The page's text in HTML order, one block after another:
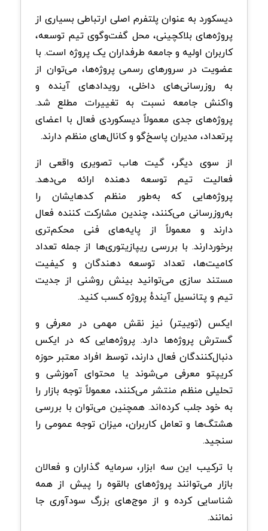
دیسکورد به عنوان پلتفرم اصلی ارتباطی بسیاری از
پروژه‌های بلاکچینی، محل گفت‌وگوی تیم توسعه،
کاربران اولیه و جامعه طرفداران یک پروژه است. با
عضویت در سرورهای رسمی پروژه‌ها، می‌توان از
به‌ روزرسانی‌های داخلی، رویدادهای آینده و
واکنش جامعه نسبت به تغییرات مطلع شد.
پروژه‌های جدی معمولاً دیسکوردی فعال با اعضای
پرتعداد، مدیران پاسخ‌گو و کانال‌های منظم دارند.
از سوی دیگر، گیت هاب تصویری واقعی از
فعالیت تیم توسعه دهنده ارائه می‌دهد.
پروژه‌هایی که به‌طور منظم کدهایشان را
به‌روزرسانی می‌کنند، چندین مشارکت‌ کننده فعال
دارند و معمولاً از پایه‌های فنی محکم‌تری
برخوردارند. با بررسی ریپازیتوری‌ها از جمله تعداد
کامیت‌ها، تعداد توسعه‌ دهندگان و کیفیت
مستند سازی می‌توانید بینش روشنی از جدیت
تیم و پتانسیل آیندهٔ پروژه کسب کنید.
ایکس (توییتر) نیز نقش مهمی در معرفی و
گسترش پروژه‌ها دارد. پروژه‌هایی که در ایکس
دنبال‌کنندگان فعال دارند، توسط افراد معتبر حوزه
کریپتو معرفی می‌شوند یا محتوای آموزشی و
تحلیلی منظم منتشر می‌کنند، معمولاً توجه بازار را
به خود جلب کرده‌اند. همچنین می‌توان با بررسی
هشتگ‌ها و تعامل کاربران، میزان توجه عمومی را
سنجید.
با ترکیب این سه ابزار، سرمایه‌ گذاران و فعالان
بازار می‌توانند پروژه‌های بالقوه را پیش از همه
شناسایی کرده و از موج‌های بزرگ سودآوری جا
نمانند.